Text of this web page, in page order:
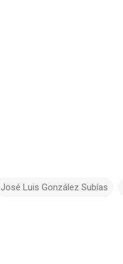
José Luis González Subías